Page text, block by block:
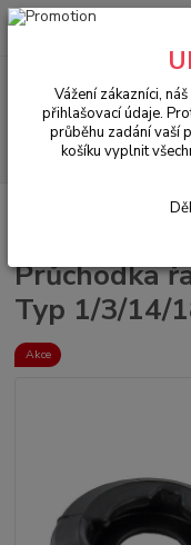
+420 602 330 329
VW Brouk/Cabrio
Průchodka
Typ 1/3/14/
Akce
Vážení zákazníci,
přihlašovací údaje.
průběhu zadání vaší
košíku vyplnit